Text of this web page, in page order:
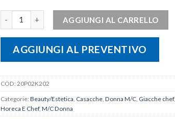
AGGIUNGI AL CARRELLO
AGGIUNGI AL PREVENTIVO
COD: 20P02K202
Categorie: Beauty/Estetica Casacche Donna M/C Giacche chef,
Horeca E Chef, M/C Donna